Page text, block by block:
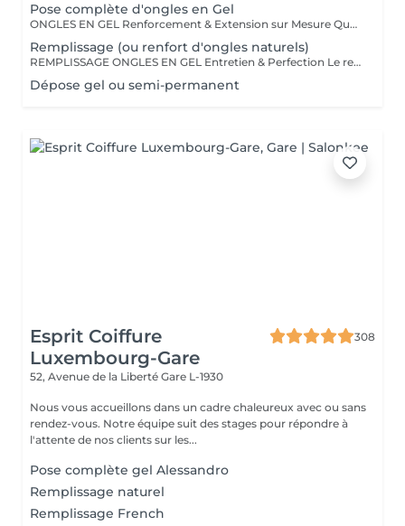
Pose complète d'ongles en Gel
ONGLES EN GEL Renforcement & Extension sur Mesure Que vous souhaitiez allonger, renforcer ou corriger vos ongles, la technique du gel ProNails permet d'obtenir des ongles impeccables, résistants et naturels. Pourquoi choisir les ongles en gel ? Adapté aux ongles fragiles ou cassants Permet d'obtenir une longueur et une forme personnalisées Finition naturelle ou sophistiquée selon vos envies Remplissage conseillé toutes les 3 à 4 semaines Possibilité de French manucure, effet babyboomer ou nail art selon vos envies !
Remplissage (ou renfort d'ongles naturels)
REMPLISSAGE ONGLES EN GEL Entretien & Perfection Le remplissage des ongles en gel est une étape essentielle pour préserver la beauté et la tenue de votre pose. Avec la repousse naturelle de l'ongle, un entretien régulier permet de redonner à vos ongles un aspect parfait, sans avoir à refaire une pose complète. Pourquoi faire un remplissage ? Redonne un aspect uniforme et impeccable Préserve la solidité et la durabilité de votre pose en gel Évite les décollements et renforce la structure de l'ongle Possibilité de changer la couleur ou d'ajouter une nouvelle décoration Fréquence conseillée : toutes les 3 à 4 semaines pour un résultat toujours soigné et harmonieux. Profitez-en pour opter pour une nouvelle teinte, un effet babyboomer ou un nail art unique !
Dépose gel ou semi-permanent
Esprit Coiffure
Luxembourg-Gare
308
52, Avenue de la Liberté Gare L-1930
Nous vous accueillons dans un cadre chaleureux avec ou sans
rendez-vous. Notre équipe suit des stages pour répondre à
l'attente de nos clients sur les...
Pose complète gel Alessandro
Remplissage naturel
Remplissage French